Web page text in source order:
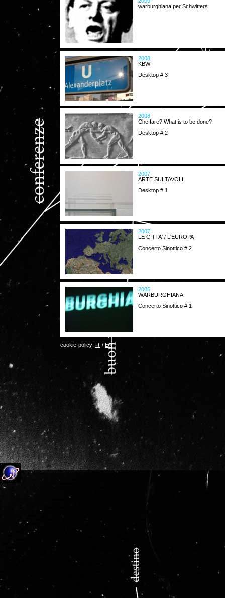
warburghiana per Schwitters
2008
KBW
Desktop # 3
2008
Che fare? What is to be done?
Desktop # 2
2007
ARTE SUI TAVOLI
Desktop # 1
2007
LE CITTA' / L'EUROPA
Concerto Sinottico # 2
2005
WARBURGHIANA
Concerto Sinottico # 1
cookie-policy: IT / EN